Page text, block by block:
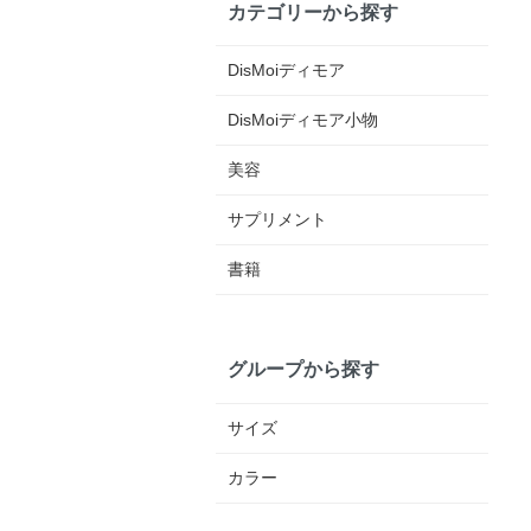
カテゴリーから探す
DisMoiディモア
DisMoiディモア小物
美容
サプリメント
書籍
グループから探す
サイズ
カラー